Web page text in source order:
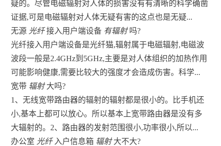
疑的。尽管电磁辐射对人体的损害没有有清晰的科学确凿
证据,可是电磁辐射对人体无疑有害的这点也是无疑...
无源 光纤接入用户端设备 有辐射 吗?
光纤接入用户端设备是光纤猫,辐射属于电磁辐射,电磁波
波段一般是2.4GHz到5GHz,主要是对人体组织的加热作用
可能影响健康,需要比较大的强度才会造成伤害。科学...
宽带 辐射大吗?
1、无线宽带路由器的辐射的辐射都是很小的。比手机还
小,基本上都可以放心。所以基本上宽带路由器是没有多
大辐射的。2、路由器的发射范围很小,功率很小,所以...
办公室 光纤 入户信息箱 辐射大不大?